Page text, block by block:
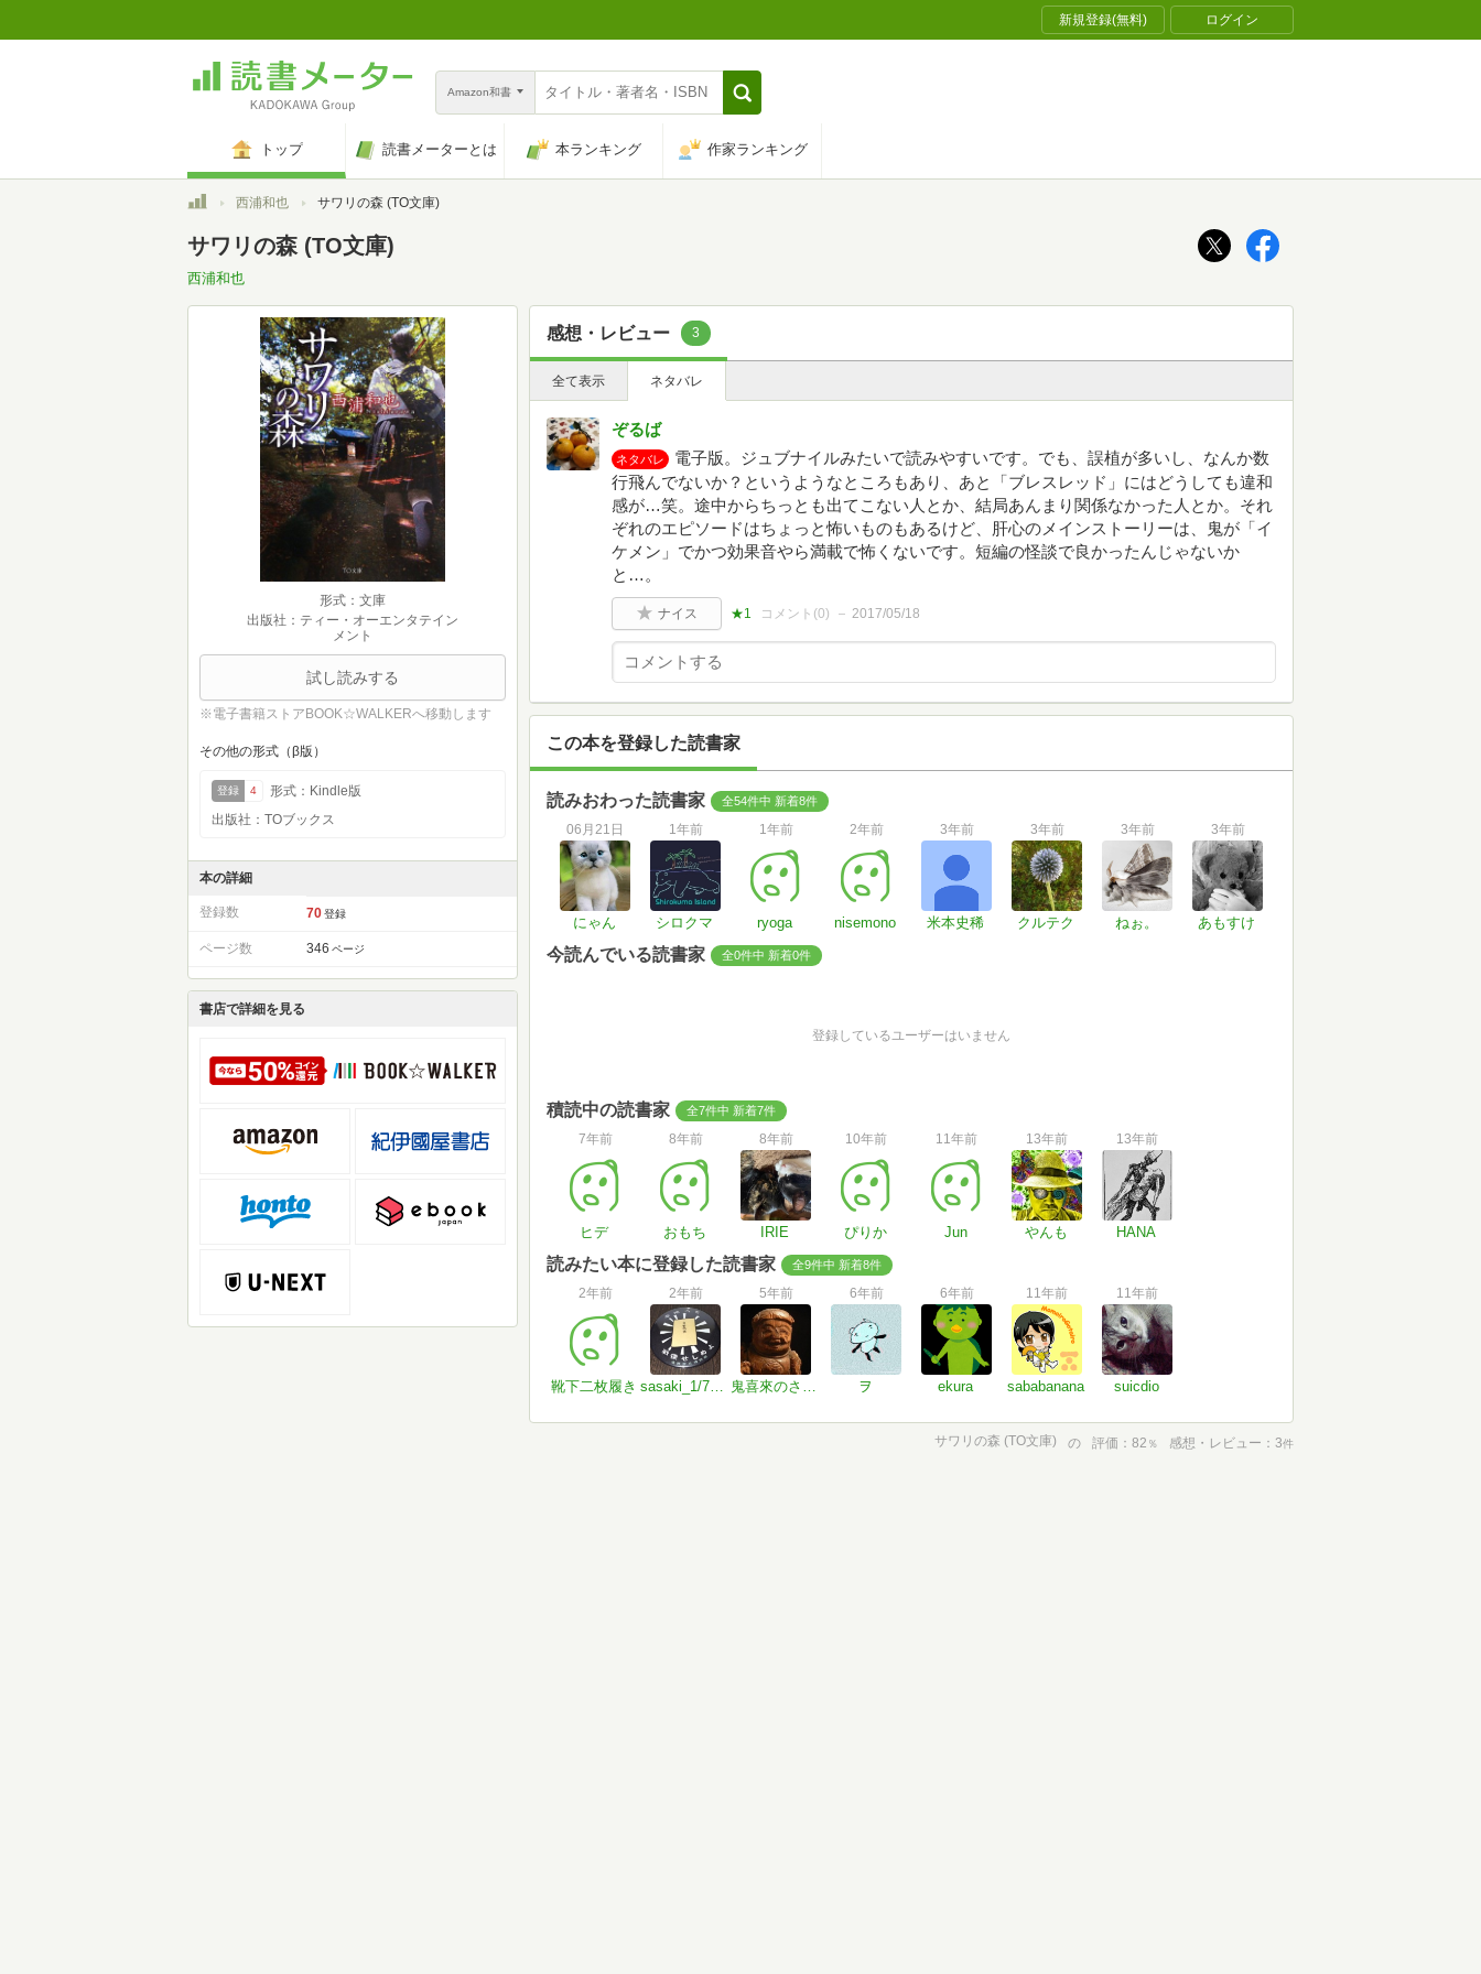
新規登録(無料) ログイン
Amazon和書
トップ 読書メーターとは 本ランキング 作家ランキング
トップ西浦和也 サワリの森 (TO文庫)
サワリの森 (TO文庫)
西浦和也
形式：文庫
出版社：ティー・オーエンタテイン
メント
試し読みする
※電子書籍ストアBOOK☆WALKERへ移動します
その他の形式（β版）
登録 4
形式：Kindle版
出版社：TOブックス
本の詳細
登録数 70 登録
ページ数 346 ページ
書店で詳細を見る
感想・レビュー 3
全て表示 ネタバレ
ぞるば
ネタバレ
電子版。ジュブナイルみたいで読みやすいです。でも、誤植が多いし、なんか数
行飛んでないか？というようなところもあり、あと「ブレスレッド」にはどうしても違和
感が…笑。途中からちっとも出てこない人とか、結局あんまり関係なかった人とか。それ
ぞれのエピソードはちょっと怖いものもあるけど、肝心のメインストーリーは、鬼が「イ
ケメン」でかつ効果音やら満載で怖くないです。短編の怪談で良かったんじゃないか
と…。
ナイス ★1 コメント(0) 2017/05/18
この本を登録した読書家
読みおわった読書家 全54件中 新着8件
06月21日
にゃん
1年前
シロクマ
1年前
ryoga
2年前
nisemono
3年前
米本史稀
3年前
クルテク
3年前
ねぉ。
3年前
あもすけ
今読んでいる読書家 全0件中 新着0件
登録しているユーザーはいません
積読中の読書家 全7件中 新着7件
7年前
ヒデ
8年前
おもち
8年前
IRIE
10年前
ぴりか
11年前
Jun
13年前
やんも
13年前
HANA
読みたい本に登録した読書家 全9件中 新着8件
2年前
靴下二枚履き
2年前
sasaki_1/700k
5年前
鬼喜來のさっと
6年前
ヲ
6年前
ekura
11年前
sababanana
11年前
suicdio
サワリの森 (TO文庫) の 評価 82 ％ 感想・レビュー 3件